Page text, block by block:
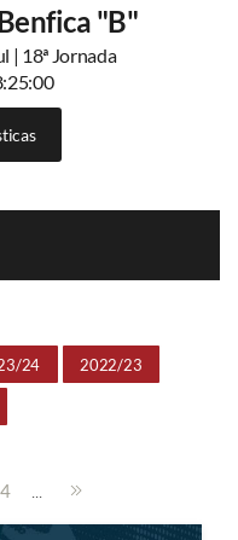
"B"
| 18ª Jornada
24 2022/23
4 ...